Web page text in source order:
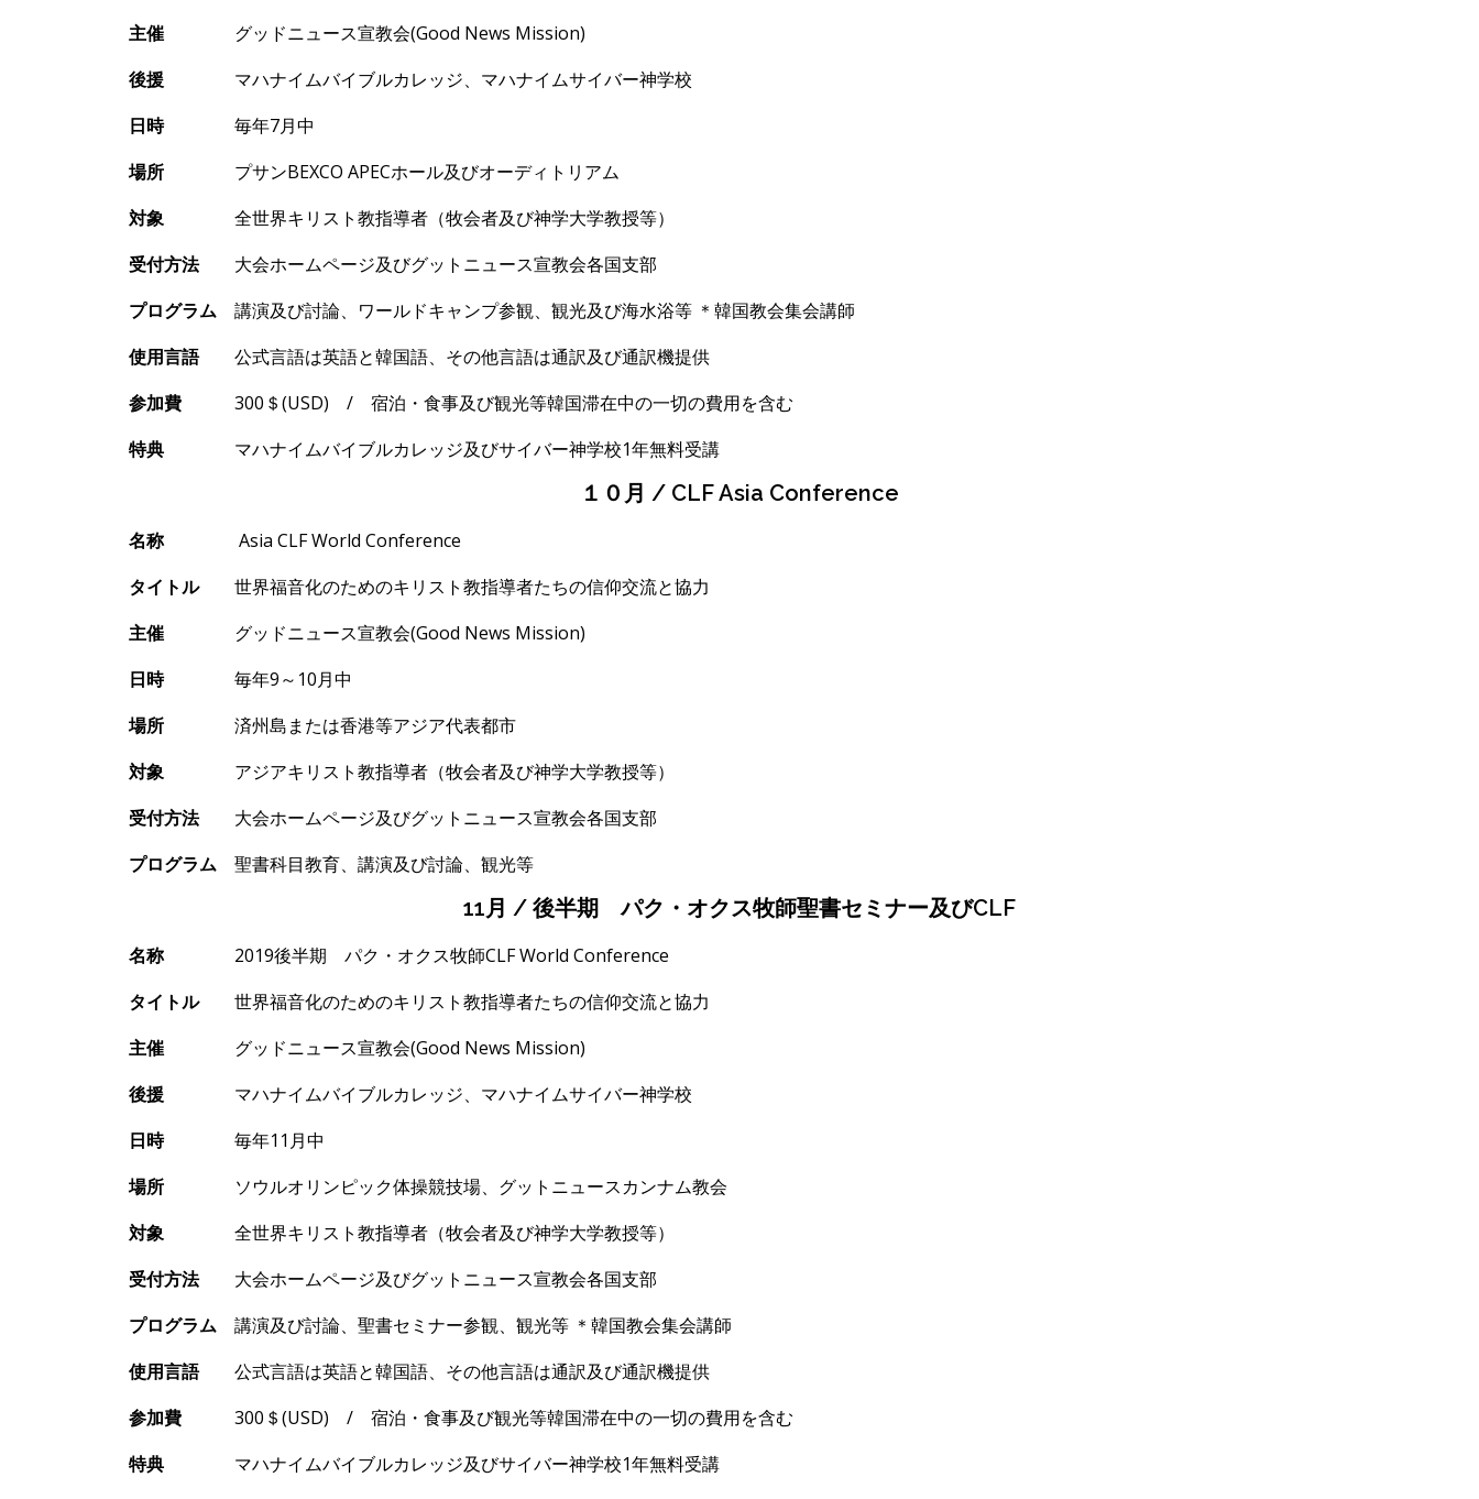
主催 グッドニュース宣教会(Good News Mission)
後援 マハナイムバイブルカレッジ、マハナイムサイバー神学校
日時毎年7月中
場所 プサンBEXCO APECホール及びオーディトリアム
対象 全世界キリスト教指導者（牧会者及び神学大学教授等）
受付方法
大会ホームページ及びグットニュース宣教会各国支部
プログラム 講演及び討論、 ワールドキャンプ参観、観光及び海水浴等 ＊韓国教会集会講師
使用言語公式言語は英語と韓国語、その他言語は通訳及び通訳機提供
参加費
300 ＄(USD) / 宿泊 ・食事及び観光等韓国滞在中の一切の費用を含む
特典 マハナイムバイブルカレッジ及びサイバー神学校1年無料受講
１０月 / CLF Asia Conference
名称
Asia CLF World Conference
タイトル世界福音化のためのキリスト教指導者たちの信仰交流と協力
主催 グッドニュース宣教会(Good News Mission)
日時
毎年9～ 10月中
場所
済州島または香港等アジア代表都市
対象 アジアキリスト教指導者（牧会者及び神学大学教授等）
受付方法
大会ホームページ及びグットニュース宣教会各国支部
プログラム 聖書科目教育、講演及び討論、観光等
11月 / 後半期 パク・オクス牧師聖書セミナー及びCLF
名称 2019後半期 パク ・オクス牧師CLF World Conference
タイトル世界福音化のためのキリスト教指導者たちの信仰交流と協力
主催 グッドニュース宣教会(Good News Mission)
後援 マハナイムバイブルカレッジ、マハナイムサイバー神学校
日時毎年11月中
場所 ソウルオリンピック体操競技場、グットニュースカンナム教会
対象 全世界キリスト教指導者（牧会者及び神学大学教授等）
受付方法
大会ホームページ及びグットニュース宣教会各国支部
プログラム 講演及び討論、聖書セミナー参観、観光等 ＊韓国教会集会講師
使用言語公式言語は英語と韓国語、その他言語は通訳及び通訳機提供
参加費
300 ＄(USD) / 宿泊 ・食事及び観光等韓国滞在中の一切の費用を含む
特典 マハナイムバイブルカレッジ及びサイバー神学校1年無料受講